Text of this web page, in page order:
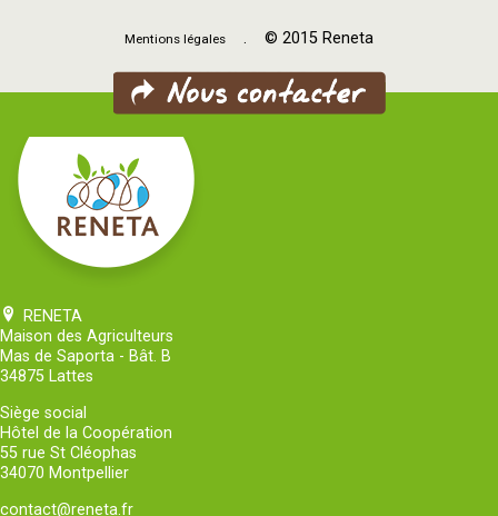
Mentions légales . © 2015 Reneta
RENETA
Maison des Agriculteurs
Mas de Saporta - Bât. B
34875 Lattes
Siège social
Hôtel de la Coopération
55 rue St Cléophas
34070 Montpellier
contact@reneta.fr